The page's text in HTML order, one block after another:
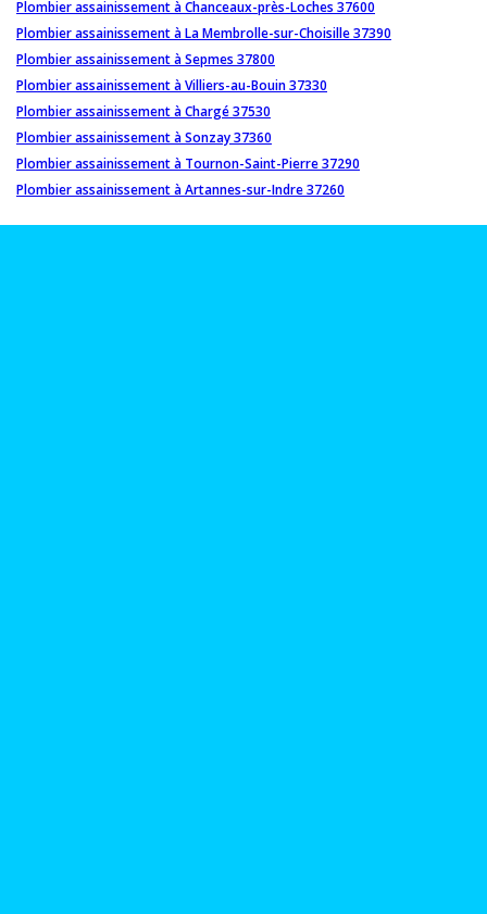
Plombier assainissement à Chanceaux-près-Loches 37600
Plombier assainissement à La Membrolle-sur-Choisille 37390
Plombier assainissement à Sepmes 37800
Plombier assainissement à Villiers-au-Bouin 37330
Plombier assainissement à Chargé 37530
Plombier assainissement à Sonzay 37360
Plombier assainissement à Tournon-Saint-Pierre 37290
Plombier assainissement à Artannes-sur-Indre 37260